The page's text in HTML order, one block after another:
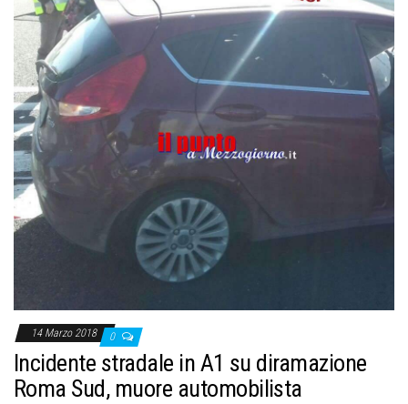
14 Marzo 2018 0
Incidente stradale in A1 su diramazione
Roma Sud, muore automobilista